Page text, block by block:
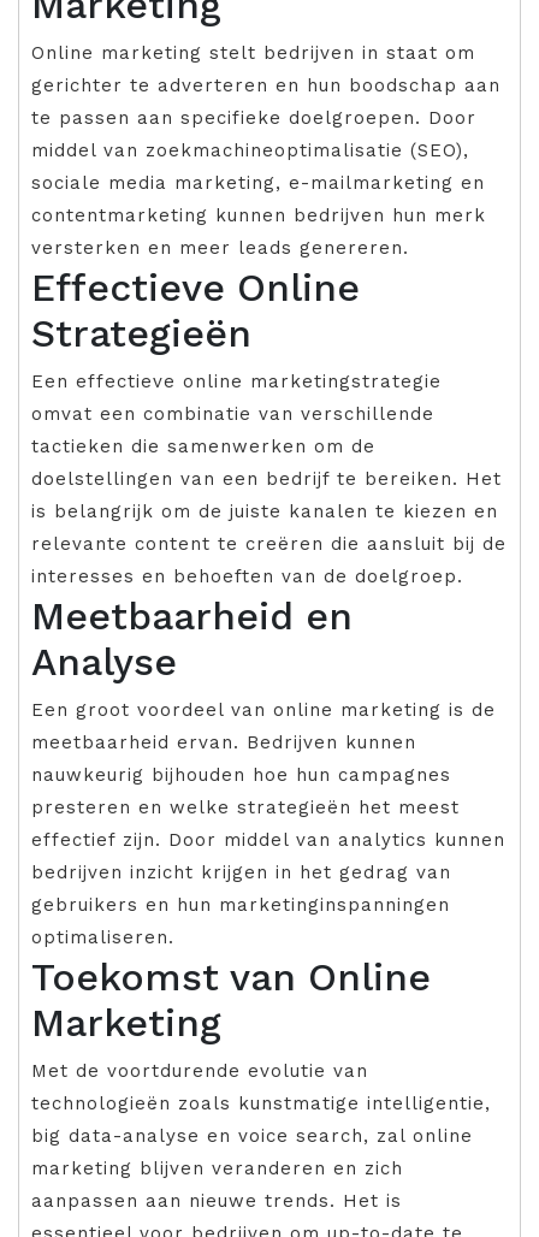
Online marketing stelt bedrijven in staat om
gerichter te adverteren en hun boodschap aan
te passen aan specifieke doelgroepen. Door
middel van zoekmachineoptimalisatie (SEO),
sociale media marketing, e-mailmarketing en
contentmarketing kunnen bedrijven hun merk
versterken en meer leads genereren.
Effectieve Online
Strategieën
Een effectieve online marketingstrategie
omvat een combinatie van verschillende
tactieken die samenwerken om de
doelstellingen van een bedrijf te bereiken. Het
is belangrijk om de juiste kanalen te kiezen en
relevante content te creëren die aansluit bij de
interesses en behoeften van de doelgroep.
Meetbaarheid en
Analyse
Een groot voordeel van online marketing is de
meetbaarheid ervan. Bedrijven kunnen
nauwkeurig bijhouden hoe hun campagnes
presteren en welke strategieën het meest
effectief zijn. Door middel van analytics kunnen
bedrijven inzicht krijgen in het gedrag van
gebruikers en hun marketinginspanningen
optimaliseren.
Toekomst van Online
Marketing
Met de voortdurende evolutie van
technologieën zoals kunstmatige intelligentie,
big data-analyse en voice search, zal online
marketing blijven veranderen en zich
aanpassen aan nieuwe trends. Het is